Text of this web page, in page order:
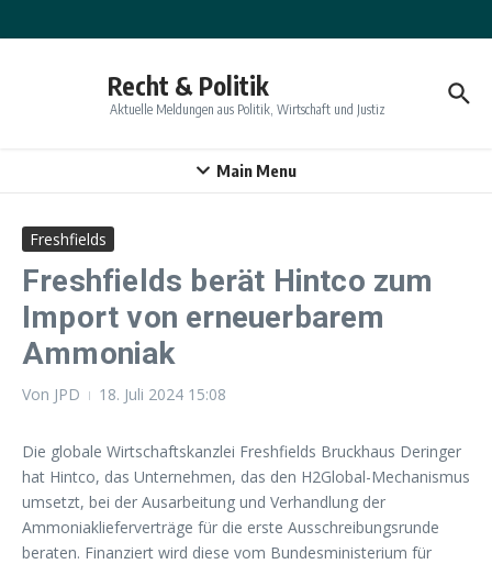
Recht & Politik
Aktuelle Meldungen aus Politik, Wirtschaft und Justiz
Main Menu
Freshfields
Freshfields berät Hintco zum
Import von erneuerbarem
Ammoniak
Von JPD 18. Juli 2024 15:08
Die globale Wirtschaftskanzlei Freshfields Bruckhaus Deringer
hat Hintco, das Unternehmen, das den H2Global-Mechanismus
umsetzt, bei der Ausarbeitung und Verhandlung der
Ammoniaklieferverträge für die erste Ausschreibungsrunde
beraten. Finanziert wird diese vom Bundesministerium für